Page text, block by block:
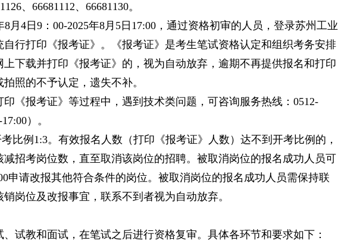
、66681112、66681130。
8月4日9：00-2025年8月5日17:00，通过资格初审的人员，登录苏州工业
自行打印《报考证》。《报考证》是考生笔试资格认定和组织考务安排
下载并打印《报考证》的，视为自动放弃，逾期不再提供报名和打印
照的不予认定，遗失不补。
《报考证》等过程中，遇到技术类问题，可咨询服务热线：0512-
）。
比例1:3。有效报名人数（打印《报考证》人数）达不到开考比例的，
招考岗位数，直至取消该岗位的招聘。被取消岗位的报名成功人员可
申请改报其他符合条件的岗位。被取消岗位的报名成功人员需保持联
岗位及改报事宜，联系不到者视为自动放弃。
试教和面试，在笔试之后进行资格复审。具体各环节和要求如下：